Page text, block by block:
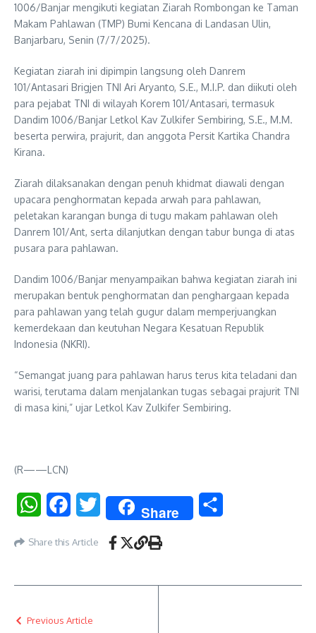
1006/Banjar mengikuti kegiatan Ziarah Rombongan ke Taman
Makam Pahlawan (TMP) Bumi Kencana di Landasan Ulin,
Banjarbaru, Senin (7/7/2025).
Kegiatan ziarah ini dipimpin langsung oleh Danrem
101/Antasari Brigjen TNI Ari Aryanto, S.E., M.I.P. dan diikuti oleh
para pejabat TNI di wilayah Korem 101/Antasari, termasuk
Dandim 1006/Banjar Letkol Kav Zulkifer Sembiring, S.E., M.M.
beserta perwira, prajurit, dan anggota Persit Kartika Chandra
Kirana.
Ziarah dilaksanakan dengan penuh khidmat diawali dengan
upacara penghormatan kepada arwah para pahlawan,
peletakan karangan bunga di tugu makam pahlawan oleh
Danrem 101/Ant, serta dilanjutkan dengan tabur bunga di atas
pusara para pahlawan.
Dandim 1006/Banjar menyampaikan bahwa kegiatan ziarah ini
merupakan bentuk penghormatan dan penghargaan kepada
para pahlawan yang telah gugur dalam memperjuangkan
kemerdekaan dan keutuhan Negara Kesatuan Republik
Indonesia (NKRI).
“Semangat juang para pahlawan harus terus kita teladani dan
warisi, terutama dalam menjalankan tugas sebagai prajurit TNI
di masa kini,” ujar Letkol Kav Zulkifer Sembiring.
(R——LCN)
WhatsAppFacebookTwitter Share
Share this Article
Previous Article